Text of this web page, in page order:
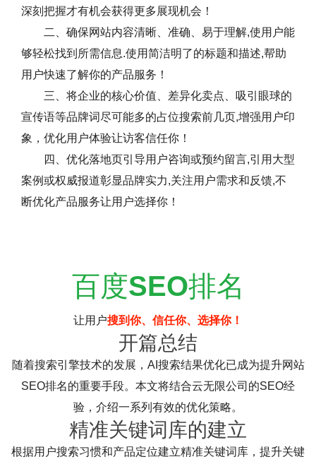
深刻把握才有机会获得更多展现机会！
二、确保网站内容清晰、准确、易于理解,使用户能
够轻松找到所需信息.使用简洁明了的标题和描述,帮助
用户快速了解你的产品服务！
三、将企业的核心价值、差异化卖点、吸引眼球的
宣传语等品牌词尽可能多的占位搜索前几页,增强用户印
象，优化用户体验让访客信任你！
四、优化落地页引导用户咨询或预约留言,引用大型
案例或权威报道彰显品牌实力,关注用户需求和反馈,不
断优化产品服务让用户选择你！
百度SEO排名
让用户搜到你、信任你、选择你！
开篇总结
随着搜索引擎技术的发展，AI搜索结果优化已成为提升网站
SEO排名的重要手段。本文将结合云无限公司的SEO经
验，介绍一系列有效的优化策略。
精准关键词库的建立
根据用户搜索习惯和产品定位建立精准关键词库，提升关键